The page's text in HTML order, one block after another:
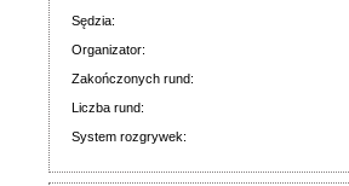
Sędzia:
Organizator:
Zakończonych rund:
Liczba rund:
System rozgrywek: